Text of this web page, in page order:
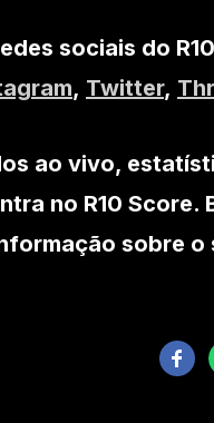
sociais do R10
, Twitter,
ao vivo,
no R10 Score.
sobre